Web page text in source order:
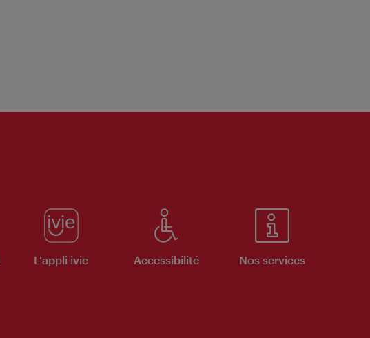
L'appli ivie Accessibilité Nos services